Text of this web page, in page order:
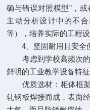
确与错误对照模型”，
主动分析设计中的不
等），培养实际的工程设
4、坚固耐用且安全
考虑到学校高频次的
鲜明的工业教学设备特征
优质选材：柜体框架
轧钢板焊接而成，表面